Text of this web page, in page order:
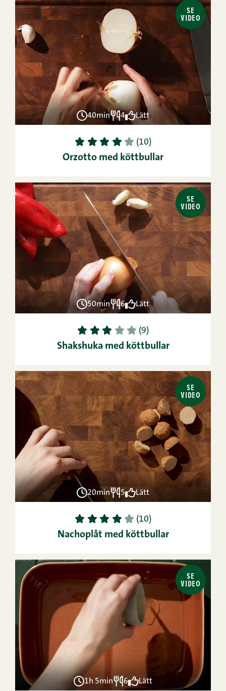
SE
VIDEO
40min 4 Lätt
1 2 3 4 5 (10)
Orzotto med köttbullar
SE
VIDEO
50min 6 Lätt
1 2 3 4 5 (9)
Shakshuka med köttbullar
SE
VIDEO
20min 5 Lätt
1 2 3 4 5 (10)
Nachoplåt med köttbullar
SE
VIDEO
1h 5min 6 Lätt